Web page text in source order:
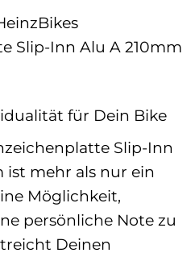
Slip-Inn Alu A 210mm
für Dein Bike
Slip-Inn
ist mehr als nur ein
Möglichkeit,
persönliche Note zu
Deinen